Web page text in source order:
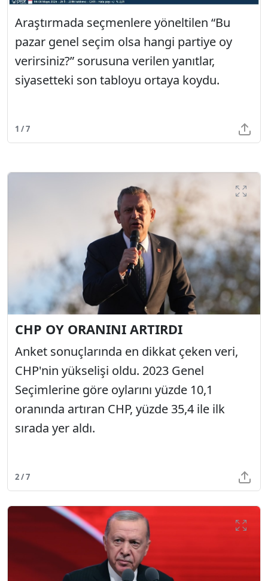
Araştırmada seçmenlere yöneltilen “Bu
pazar genel seçim olsa hangi partiye oy
verirsiniz?” sorusuna verilen yanıtlar,
siyasetteki son tabloyu ortaya koydu.
1 / 7
CHP OY ORANINI ARTIRDI
Anket sonuçlarında en dikkat çeken veri,
CHP'nin yükselişi oldu. 2023 Genel
Seçimlerine göre oylarını yüzde 10,1
oranında artıran CHP, yüzde 35,4 ile ilk
sırada yer aldı.
2 / 7